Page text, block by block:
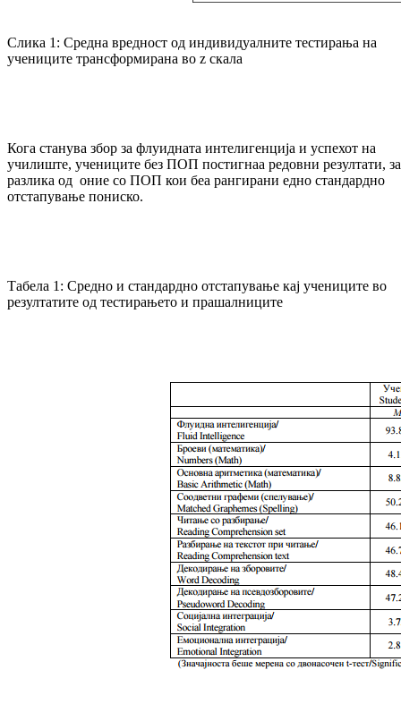
Слика 1: Средна вредност од индивидуалните тестирања на
учениците трансформирана во z скала
Кога станува збор за флуидната интелигенција и успехот на
училиште, учениците без ПОП постигнаа редовни резултати, за
разлика од оние со ПОП кои беа рангирани едно стандардно
отстапување пониско.
Табела 1: Средно и стандардно отстапување кај учениците во
резултатите од тестирањето и прашалниците